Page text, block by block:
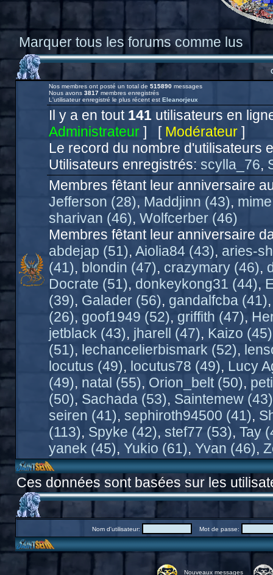
Marquer tous les forums comme lus
Nos membres ont posté un total de 515890messages
Nous avons 3817membres enregistrés
L'utilisateur enregistré le plus récent est Eleanorjeux
Il y a en tout 141utilisateurs en
Administrateur] [ Modérateur]
Le record du nombre d'utilisateurs
Utilisateurs enregistrés: scylla_76,
Membres fêtant leur anniversaire
Jefferson (28), Maddjinn (43),
sharivan (46), Wolfcerber (46)
Membres fêtant leur anniversaire
abdejap (51), Aiolia84 (43), aries-
(41), blondin (47), crazymary (46),
Docrate (51), donkeykong31 (44),
(39), Galader (56), gandalfcba (41)
(26), goof1949 (52), griffith (47),
jetblack (43), jharell (47), Kaizo (45)
(51), lechancelierbismark (52),
locutus (49), locutus78 (49), Lucy
(49), natal (55), Orion_belt (50),
(50), Sachada (53), Saintemew (43)
seiren (41), sephiroth94500 (41),
(113), Spyke (42), stef77 (53), Tay
yanek (45), Yukio (61), Yvan (46),
Ces données sont basées sur les
Nom d'utilisateur: Mot de passe:
Nouveaux messages